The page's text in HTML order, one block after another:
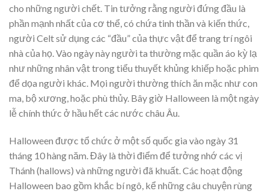
cho những người chết. Tin tưởng rằng người đứng đầu là
phần mạnh nhất của cơ thể, có chứa tinh thần và kiến ​​thức,
người Celt sử dụng các “đầu” của thực vật để trang trí ngôi
nhà của họ. Vào ngày này người ta thường mặc quần áo kỳ lạ
như những nhân vật trong tiểu thuyết khủng khiếp hoặc phim
để dọa người khác. Mọi người thường thích ăn mặc như con
ma, bộ xương, hoặc phù thủy. Bây giờ Halloween là một ngày
lễ chính thức ở hầu hết các nước châu Âu.
Halloween được tổ chức ở một số quốc gia vào ngày 31
tháng 10 hàng năm. Đây là thời điểm để tưởng nhớ các vị
Thánh (hallows) và những người đã khuất. Các hoạt động
Halloween bao gồm khắc bí ngô, kể những câu chuyện rùng